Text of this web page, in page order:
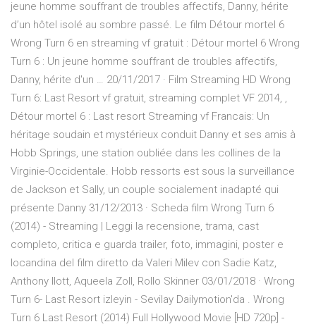
jeune homme souffrant de troubles affectifs, Danny, hérite
d’un hôtel isolé au sombre passé. Le film Détour mortel 6
Wrong Turn 6 en streaming vf gratuit : Détour mortel 6 Wrong
Turn 6 : Un jeune homme souffrant de troubles affectifs,
Danny, hérite d'un … 20/11/2017 · Film Streaming HD Wrong
Turn 6: Last Resort vf gratuit, streaming complet VF 2014, ,
Détour mortel 6 : Last resort Streaming vf Francais: Un
héritage soudain et mystérieux conduit Danny et ses amis à
Hobb Springs, une station oubliée dans les collines de la
Virginie-Occidentale. Hobb ressorts est sous la surveillance
de Jackson et Sally, un couple socialement inadapté qui
présente Danny 31/12/2013 · Scheda film Wrong Turn 6
(2014) - Streaming | Leggi la recensione, trama, cast
completo, critica e guarda trailer, foto, immagini, poster e
locandina del film diretto da Valeri Milev con Sadie Katz,
Anthony Ilott, Aqueela Zoll, Rollo Skinner 03/01/2018 · Wrong
Turn 6- Last Resort izleyin - Sevilay Dailymotion'da . Wrong
Turn 6 Last Resort (2014) Full Hollywood Movie [HD 720p] -